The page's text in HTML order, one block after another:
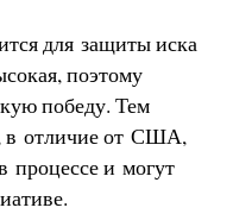
для защиты иска
поэтому
победу. Тем
в отличие от США,
процессе и могут